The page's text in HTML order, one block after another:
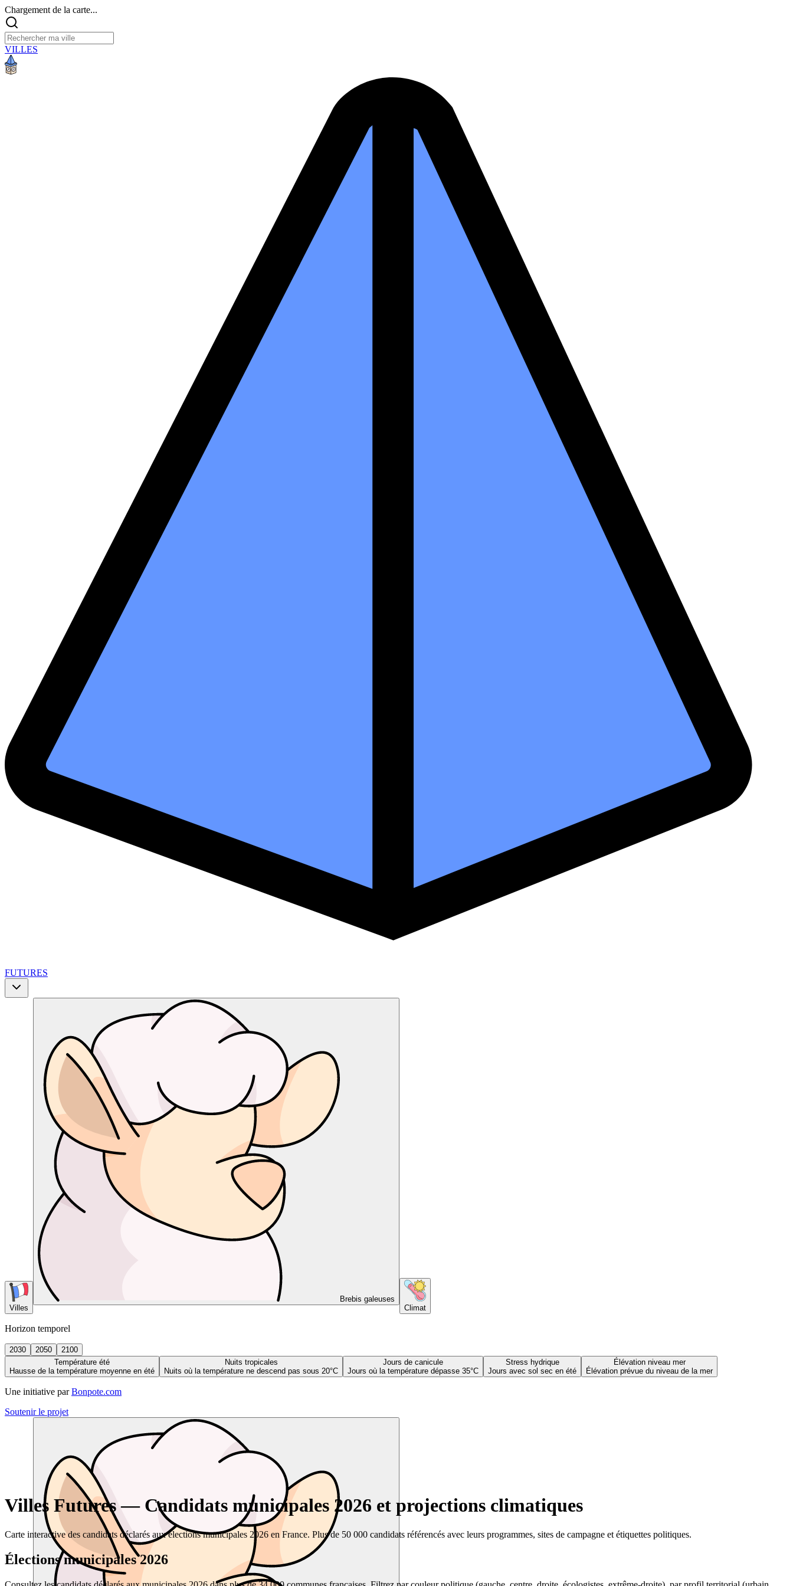
Chargement de la carte...
VILLES
FUTURES
Villes
Brebis galeuses
Climat
Horizon temporel
2030 2050
2100
Température été
Hausse de la température moyenne en été
Nuits tropicales
Nuits où la température ne descend pas sous 20°C
Jours de canicule
Jours où la température dépasse 35°C
Stress hydrique
Jours avec sol sec en été
Élévation niveau mer
Élévation prévue du niveau de la mer
Une initiative par Bonpote.com
Soutenir le projet
Villes Futures — Candidats municipales 2026 et projections climatiques
Carte interactive des candidats déclarés aux élections municipales 2026 en France. Plus de 50 000 candidats référencés avec leurs programmes, sites de campagne et étiquettes politiques.
Élections municipales 2026